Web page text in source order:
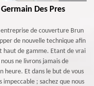
Des Pres
de couverture Brun
de nouvelle technique afin
haut de gamme. Etant de vrai
ne livrons jamais de
Et dans le but de vous
; sachez que nous